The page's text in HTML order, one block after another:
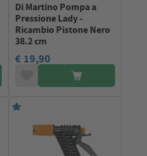
Di Martino Pompa a
Pressione Lady -
Ricambio Pistone Nero
38.2 cm
€ 19,90